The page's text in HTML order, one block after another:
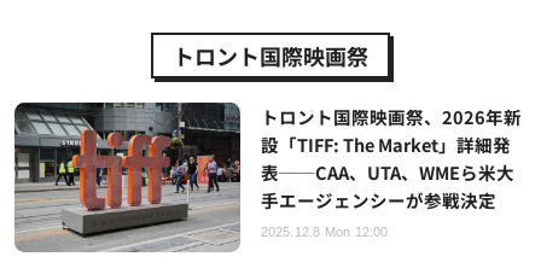
トロント国際映画祭
トロント国際映画祭、2026年新
設「TIFF: The Market」詳細発
表──CAA、UTA、WMEら米大
手エージェンシーが参戦決定
2025.12.8 Mon 12:00